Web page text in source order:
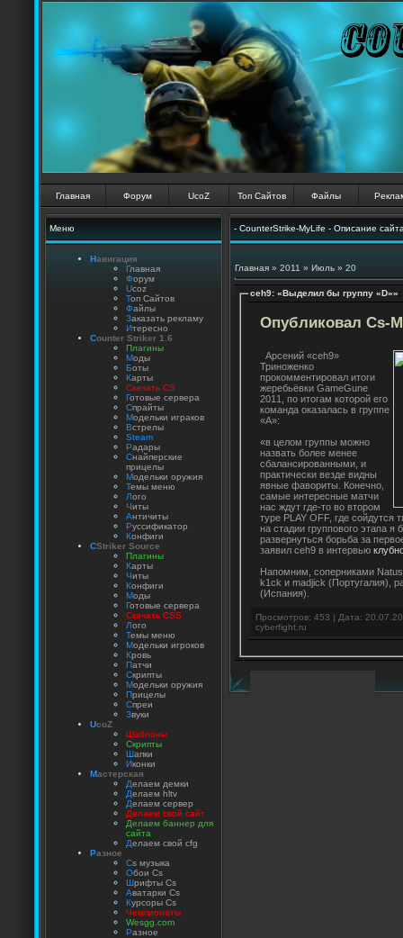
Главная Форум UcoZ Топ Сайтов Файлы
Меню
Навигация
Главная
Форум
Ucoz
Топ Сайтов
Файлы
Заказать рекламу
Итересно
Counter Striker 1.6
Плагины
Моды
Боты
Карты
Скачать CS
Готовые сервера
Спрайты
Модельки играков
Встрелы
Steam
Радары
Снайперские
прицелы
Модельки оружия
Темы меню
Лого
Читы
Античиты
Руссификатор
Конфиги
CStriker Source
Плагины
Карты
Читы
Конфиги
Моды
Готовые сервера
Скачать CSS
Лого
Темы меню
Модельки игроков
Кровь
Патчи
Скрипты
Модельки оружия
Прицелы
Спреи
Звуки
UcoZ
Шаблоны
Скрипты
Шапки
Иконки
Мастерская
Делаем демки
Делаем hltv
Делаем сервер
Делаем свой сайт
Делаем баннер для
сайта
Делаем свой cfg
Разное
Cs музыка
Обои Cs
Шрифты Cs
Аватарки Cs
Курсоры Cs
Чемпионаты
Wesgg.com
Разное
- CounterStrike-MyLife - Описание
Главная » 2011 » Июль » 20
ceh9: «Выделил бы группу «D»»:
Опубликовал Cs-
Арсений «ceh9»
Триноженко
прокомментировал итоги
жеребьёвки GameGune
2011, по итогам которой его
команда оказалась в группе
«A»:
«в целом группы можно
назвать более менее
сбалансированными, и
практически везде видны
явные фавориты. Конечно,
самые интересные матчи
нас ждут где-то во втором
туре PLAY OFF, где
на стадии группового этапа
развернуться борьба за
заявил ceh9 в интервью
Напомним, соперниками
k1ck и madjick (Португалия),
(Испания).
Просмотров: 453 | Дата:
cyberfight.ru